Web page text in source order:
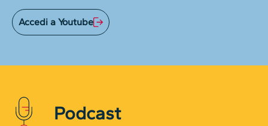
Accedi a Youtube
Podcast